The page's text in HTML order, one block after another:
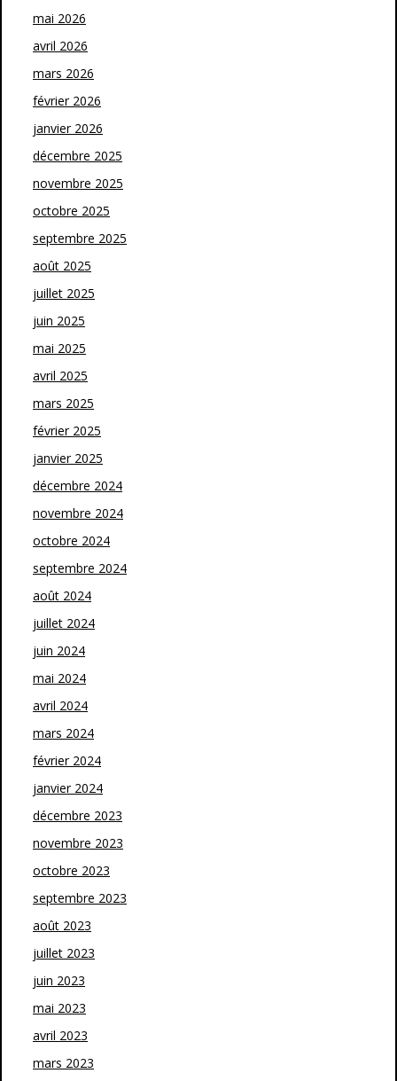
mai 2026
avril 2026
mars 2026
février 2026
janvier 2026
décembre 2025
novembre 2025
octobre 2025
septembre 2025
août 2025
juillet 2025
juin 2025
mai 2025
avril 2025
mars 2025
février 2025
janvier 2025
décembre 2024
novembre 2024
octobre 2024
septembre 2024
août 2024
juillet 2024
juin 2024
mai 2024
avril 2024
mars 2024
février 2024
janvier 2024
décembre 2023
novembre 2023
octobre 2023
septembre 2023
août 2023
juillet 2023
juin 2023
mai 2023
avril 2023
mars 2023